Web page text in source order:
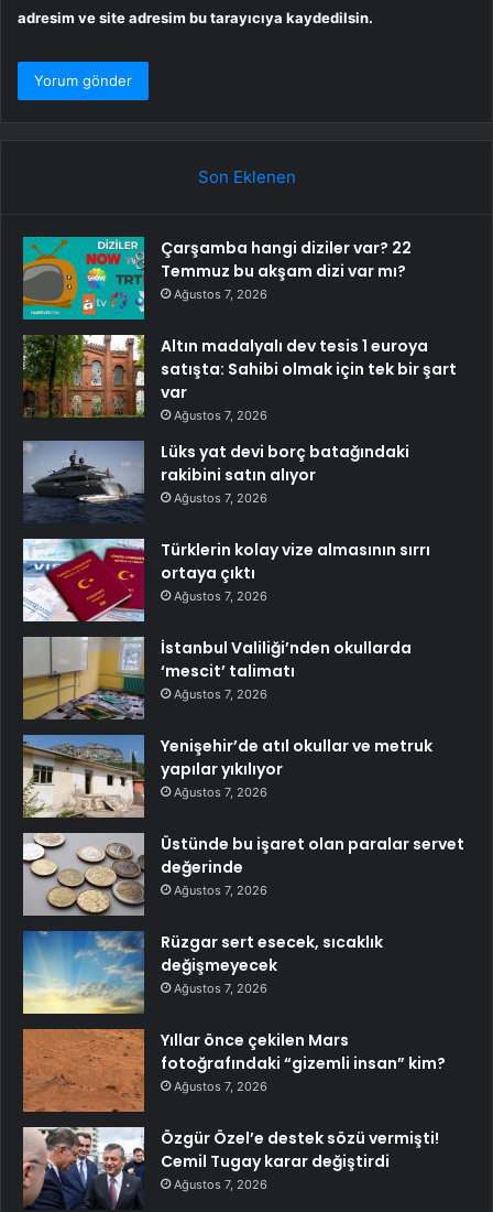
adresim ve site adresim bu tarayıcıya kaydedilsin.
Son Eklenen
Çarşamba hangi diziler var? 22
Temmuz bu akşam dizi var mı?
Ağustos 7, 2026
Altın madalyalı dev tesis 1 euroya
satışta: Sahibi olmak için tek bir şart
var
Ağustos 7, 2026
Lüks yat devi borç batağındaki
rakibini satın alıyor
Ağustos 7, 2026
Türklerin kolay vize almasının sırrı
ortaya çıktı
Ağustos 7, 2026
İstanbul Valiliği’nden okullarda
‘mescit’ talimatı
Ağustos 7, 2026
Yenişehir’de atıl okullar ve metruk
yapılar yıkılıyor
Ağustos 7, 2026
Üstünde bu işaret olan paralar servet
değerinde
Ağustos 7, 2026
Rüzgar sert esecek, sıcaklık
değişmeyecek
Ağustos 7, 2026
Yıllar önce çekilen Mars
fotoğrafındaki “gizemli insan” kim?
Ağustos 7, 2026
Özgür Özel’e destek sözü vermişti!
Cemil Tugay karar değiştirdi
Ağustos 7, 2026